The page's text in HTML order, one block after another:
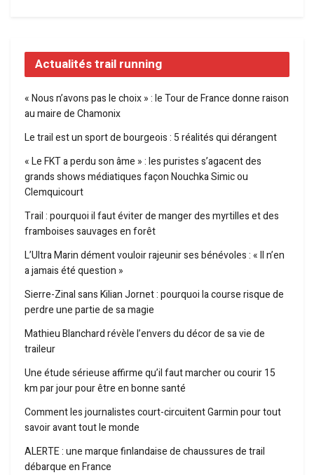
Actualités trail running
« Nous n’avons pas le choix » : le Tour de France donne raison
au maire de Chamonix
Le trail est un sport de bourgeois : 5 réalités qui dérangent
« Le FKT a perdu son âme » : les puristes s’agacent des
grands shows médiatiques façon Nouchka Simic ou
Clemquicourt
Trail : pourquoi il faut éviter de manger des myrtilles et des
framboises sauvages en forêt
L’Ultra Marin dément vouloir rajeunir ses bénévoles : « Il n’en
a jamais été question »
Sierre-Zinal sans Kilian Jornet : pourquoi la course risque de
perdre une partie de sa magie
Mathieu Blanchard révèle l’envers du décor de sa vie de
traileur
Une étude sérieuse affirme qu’il faut marcher ou courir 15
km par jour pour être en bonne santé
Comment les journalistes court-circuitent Garmin pour tout
savoir avant tout le monde
ALERTE : une marque finlandaise de chaussures de trail
débarque en France